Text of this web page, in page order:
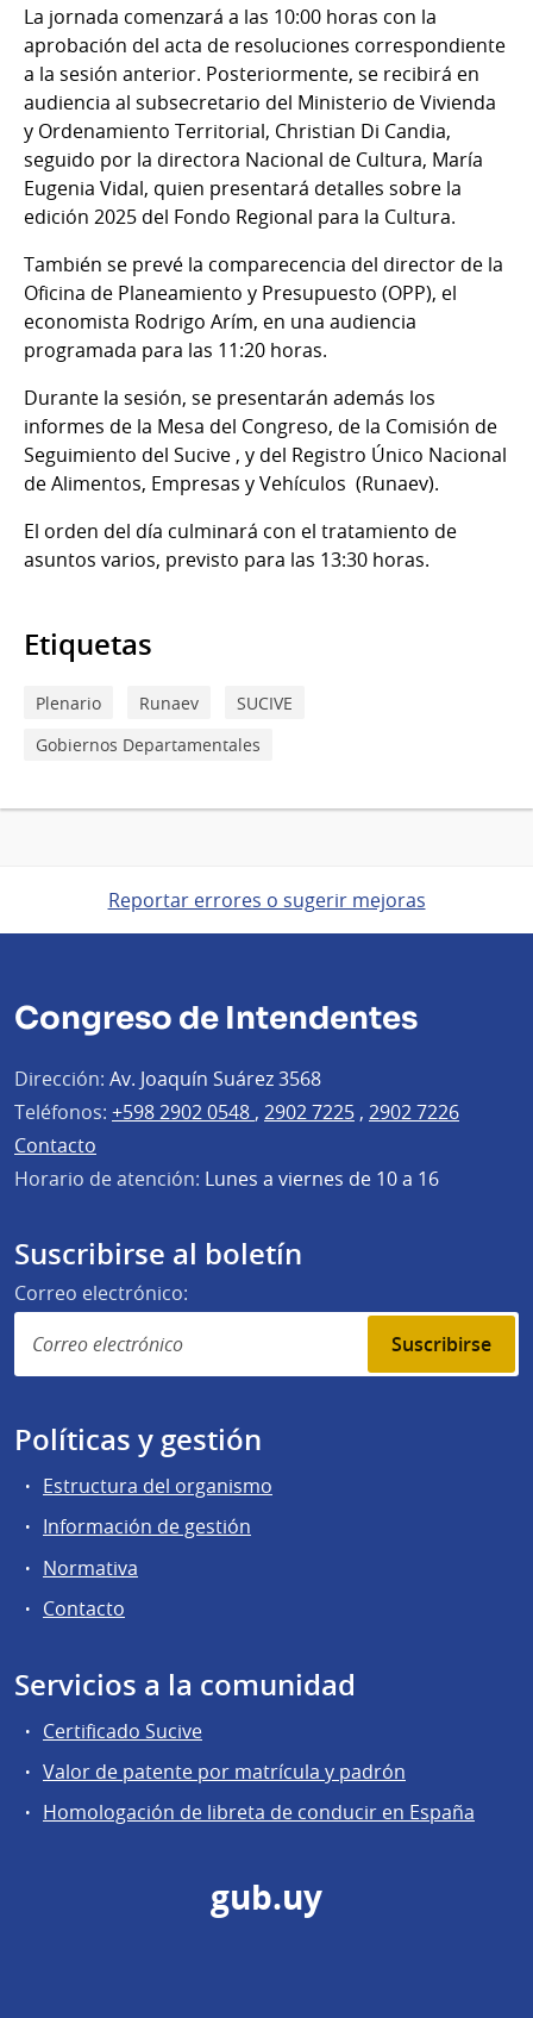
La jornada comenzará a las 10:00 horas con la
aprobación del acta de resoluciones correspondiente
a la sesión anterior. Posteriormente, se recibirá en
audiencia al subsecretario del Ministerio de Vivienda
y Ordenamiento Territorial, Christian Di Candia,
seguido por la directora Nacional de Cultura, María
Eugenia Vidal, quien presentará detalles sobre la
edición 2025 del Fondo Regional para la Cultura.
También se prevé la comparecencia del director de la
Oficina de Planeamiento y Presupuesto (OPP), el
economista Rodrigo Arím, en una audiencia
programada para las 11:20 horas.
Durante la sesión, se presentarán además los
informes de la Mesa del Congreso, de la Comisión de
Seguimiento del Sucive , y del Registro Único Nacional
de Alimentos, Empresas y Vehículos (Runaev).
El orden del día culminará con el tratamiento de
asuntos varios, previsto para las 13:30 horas.
Etiquetas
Plenario Runaev
SUCIVE
Gobiernos Departamentales
Reportar errores o sugerir mejoras
Congreso de Intendentes
Dirección: Av. Joaquín Suárez 3568
Teléfonos: +598 2902 0548 , 2902 7225 , 2902 7226
Contacto
Horario de atención: Lunes a viernes de 10 a 16
Suscribirse al boletín
Correo electrónico:
Suscribirse
Políticas y gestión
Estructura del organismo
Información de gestión
Normativa
Contacto
Servicios a la comunidad
Certificado Sucive
Valor de patente por matrícula y padrón
Homologación de libreta de conducir en España
gub.uy